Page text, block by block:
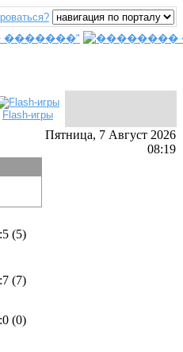
Flash-игры
Пятница, 7 Август 2026
08:19
(5)
(7)
(0)